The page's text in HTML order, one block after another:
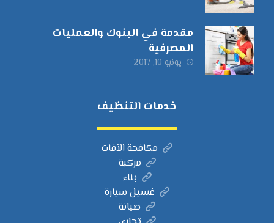
مقدمة في البنوك والعمليات
المصرفية
يونيو 10, 2017
خدمات التنظيف
مكافحة الآفات
مركبة
بناء
غسيل سيارة
صيانة